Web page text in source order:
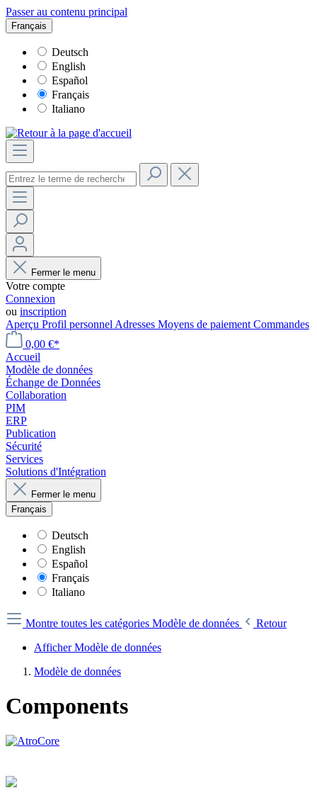
Passer au contenu principal
Français
Deutsch
English
Español
Français
Italiano
Fermer le menu
Votre compte
Connexion
ou inscription
Aperçu Profil personnel Adresses Moyens de paiement Commandes
0,00 €*
Accueil
Modèle de données
Échange de Données
Collaboration
PIM
ERP
Publication
Sécurité
Services
Solutions d'Intégration
Fermer le menu
Français
Deutsch
English
Español
Français
Italiano
Montre toutes les catégories Modèle de données
Retour
Afficher Modèle de données
Modèle de données
Components